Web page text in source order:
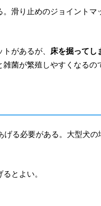
。滑り止めのジョイントマ
があるが、
床を掘ってし
菌が繁殖しやすくなるの
げる必要がある。大型犬の
とよい。